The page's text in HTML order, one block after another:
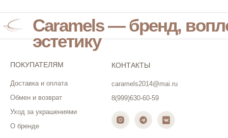
ПОКУПАТЕЛЯМ
Доставка и оплата
Обмен и возврат
Уход за украшениями
О бренде
КОНТАКТЫ
caramels2014@mai.ru
8(999)630-60-59
Caramels — бренд,
эстетику